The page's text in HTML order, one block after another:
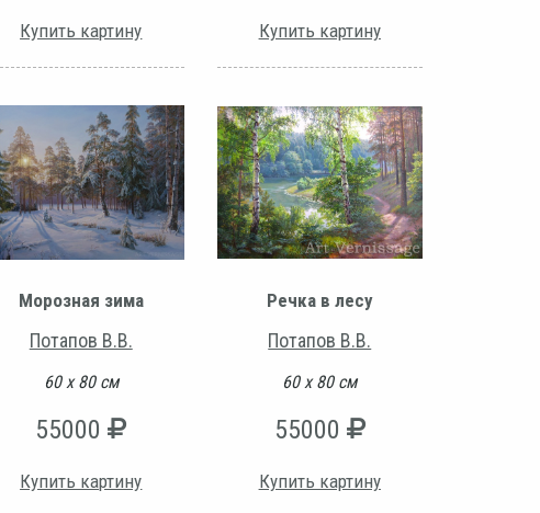
Купить картину Купить картину
Морозная зима
Потапов В.В.
60 х 80 см
55000
Купить картину
Речка в лесу
Потапов В.В.
60 х 80 см
55000
Купить картину